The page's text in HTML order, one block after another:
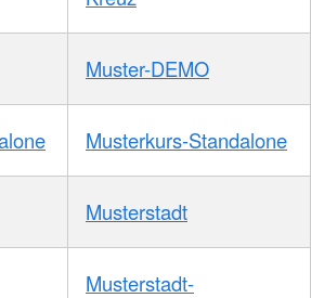
Muster-DEMO
Musterkurs-Standalone
Musterstadt
Musterstadt-